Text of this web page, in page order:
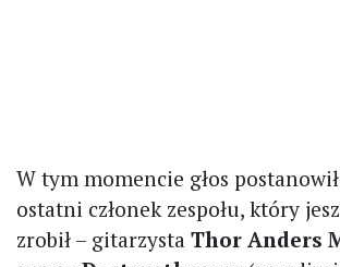
W tym momencie głos
ostatni członek zespołu, który
zrobił – gitarzysta Thor Anders